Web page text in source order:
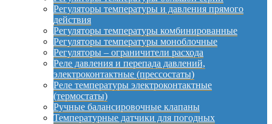
Регуляторы температуры и давления прямого
действия
Регуляторы температуры комбинированные
Регуляторы температуры моноблочные
Регуляторы – ограничители расхода
Реле давления и перепада давлений,
электроконтактные (прессостаты)
Реле температуры электроконтактные
(термостаты)
Ручные балансировочные клапаны
Температурные датчики для погодных